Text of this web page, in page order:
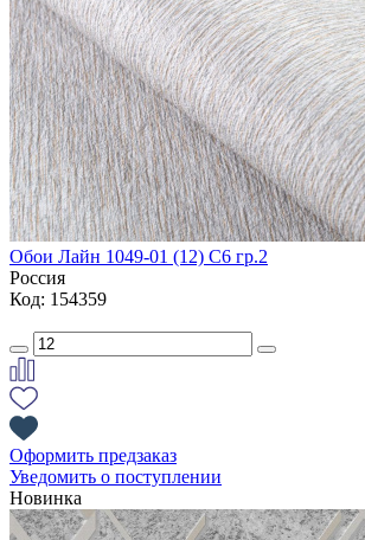
Обои Лайн 1049-01 (12) С6 гр.2
Россия
Код: 154359
Оформить предзаказ
Уведомить о поступлении
Новинка